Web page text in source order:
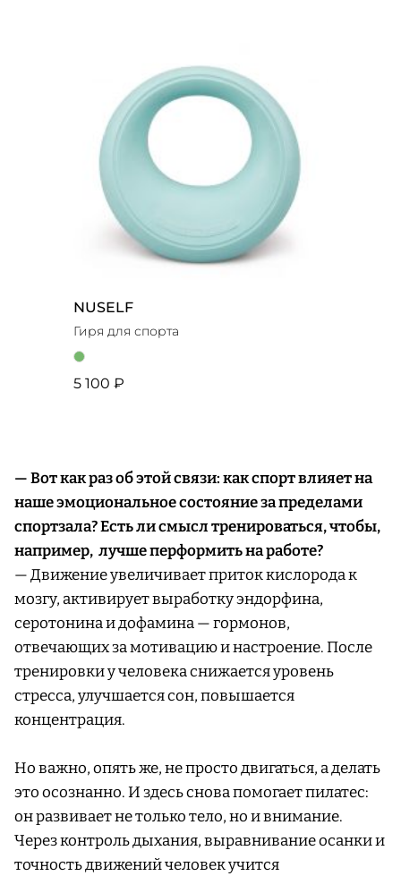
NUSELF
Гиря для спорта
5 100 ₽
— Вот как раз об этой связи: как спорт влияет на
наше эмоциональное состояние за пределами
спортзала? Есть ли смысл тренироваться, чтобы,
например, лучше перформить на работе?
— Движение увеличивает приток кислорода к
мозгу, активирует выработку эндорфина,
серотонина и дофамина — гормонов,
отвечающих за мотивацию и настроение. После
тренировки у человека снижается уровень
стресса, улучшается сон, повышается
концентрация.
Но важно, опять же, не просто двигаться, а делать
это осознанно. И здесь снова помогает пилатес:
он развивает не только тело, но и внимание.
Через контроль дыхания, выравнивание осанки и
точность движений человек учится